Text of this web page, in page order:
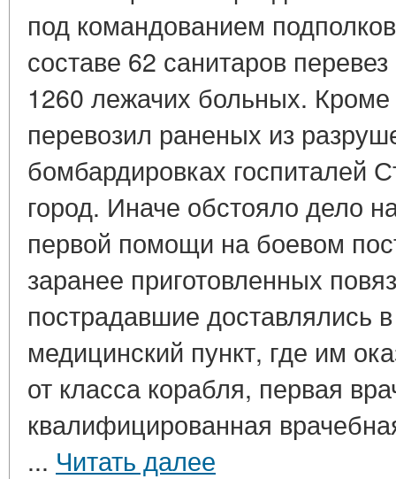
под командованием
составе 62 санитаров
1260 лежачих больных. Кроме
перевозил раненых из
бомбардировках госпиталей
город. Иначе обстояло дело
первой помощи на боевом
заранее приготовленных
пострадавшие доставлялись
медицинский пункт, где им
от класса корабля, первая
квалифицированная
... Читать далее